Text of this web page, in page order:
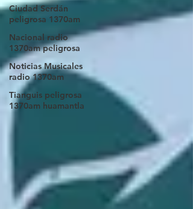
Ciudad Serdán
peligrosa 1370am
Nacional radio
1370am peligrosa
Noticias Musicales
radio 1370am
Tianguis peligrosa
1370am huamantla